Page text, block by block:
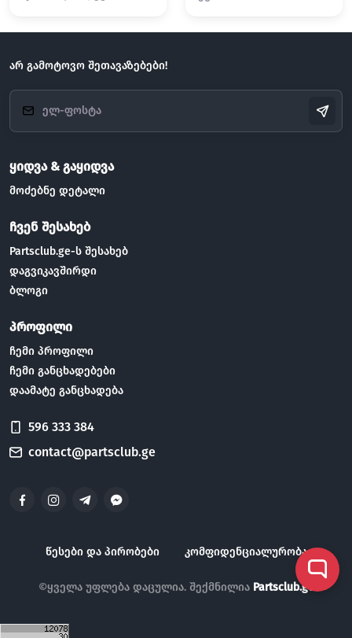
არ გამოტოვო შეთავაზებები!
ყიდვა & გაყიდვა
მოძებნე დეტალი
ჩვენ შესახებ
Partsclub.ge-ს შესახებ
დაგვიკავშირდი
ბლოგი
პროფილი
ჩემი პროფილი
ჩემი განცხადებები
დაამატე განცხადება
596 333 384
contact@partsclub.ge
წესები და პირობები კომფიდენციალურობა
©ყველა უფლება დაცულია. შექმნილია Partsclub.ge